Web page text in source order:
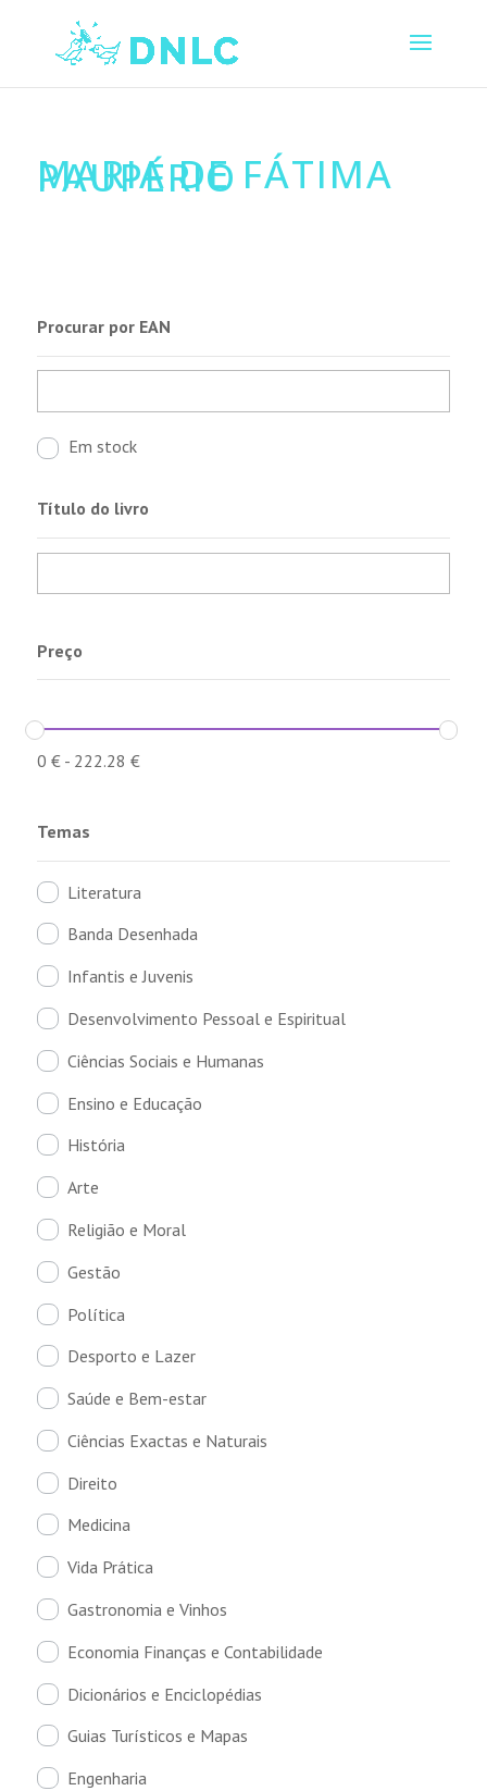
MARIA DE FÁTIMA
PAUPÉRIO
Procurar por EAN
Em stock
Título do livro
Preço
0 €- 222.28 €
Temas
Literatura
Banda Desenhada
Infantis e Juvenis
Desenvolvimento Pessoal e Espiritual
Ciências Sociais e Humanas
Ensino e Educação
História
Arte
Religião e Moral
Gestão
Política
Desporto e Lazer
Saúde e Bem-estar
Ciências Exactas e Naturais
Direito
Medicina
Vida Prática
Gastronomia e Vinhos
Economia Finanças e Contabilidade
Dicionários e Enciclopédias
Guias Turísticos e Mapas
Engenharia